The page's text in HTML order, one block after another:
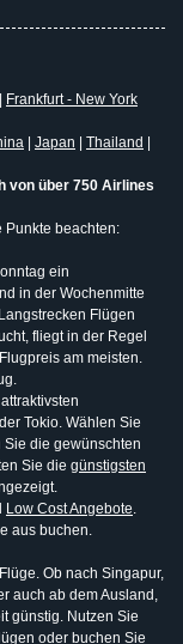
Frankfurt - New York
Japan Thailand
von über 750 Airlines
Punkte beachten:
ein
in der Wochenmitte
Flügen
fliegt in der Regel
am meisten.
Tokio. Wählen Sie
die gewünschten
Sie die günstigsten
Low Cost Angebote.
aus buchen.
Ob nach Singapur,
auch ab dem Ausland,
günstig. Nutzen Sie
oder buchen Sie